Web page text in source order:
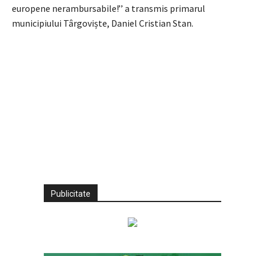
europene nerambursabile!’’ a transmis primarul
municipiului Târgoviște, Daniel Cristian Stan.
Publicitate